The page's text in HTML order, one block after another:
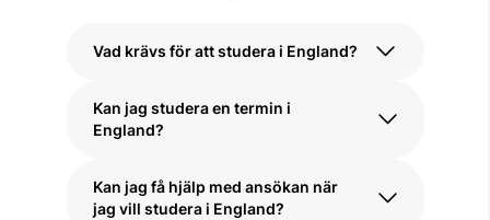
Vad krävs för att studera i England?
För att studera i England på universitet
eller college behöver du ha en
måste också visa att du har tillräckliga
kunskaper i engelska, ofta genom ett
Kan jag studera en termin i
England?
Ja! Du kan studera i England under en
Kan jag få hjälp med ansökan när
jag vill studera i England?